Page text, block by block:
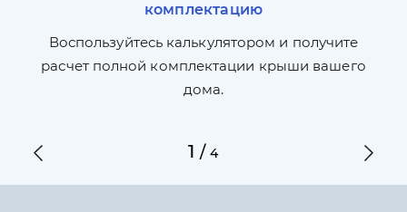
комплектацию
Воспользуйтесь калькулятором и получите
расчет полной комплектации крыши вашего
дома.
1 /4